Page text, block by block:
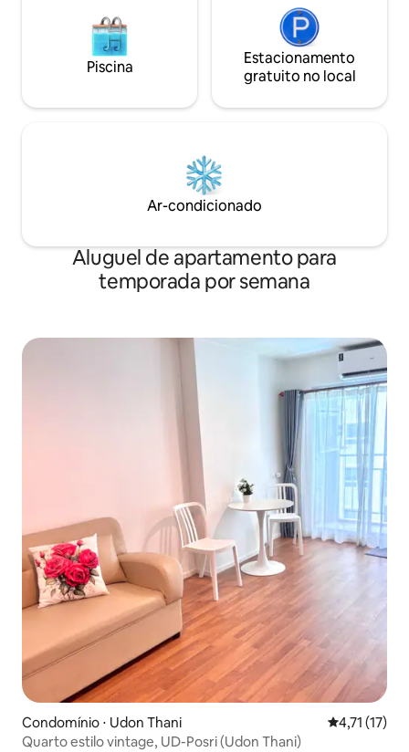
Piscina
Estacionamento
gratuito no local
Ar-condicionado
Aluguel de apartamento para
temporada por semana
Condomínio ⋅ Udon Thani 4,71 de uma
4,71 (17)
Quarto estilo vintage, UD-Posri (Udon Thani)